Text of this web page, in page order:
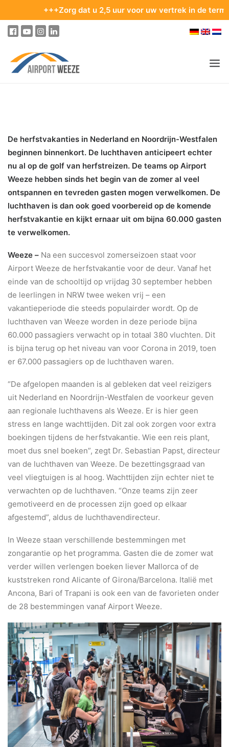
+++Zorg dat u 2,5 uur voor uw vertrek in de terminal
VLIEGEN
VAN EN NAAR DE LUCHTHAVEN
PARKEREN
OP DE LUCHTHAVEN
ONZE BESTEMMINGEN
De herfstvakanties in Nederland en Noordrijn-Westfalen
beginnen binnenkort. De luchthaven anticipeert echter
nu al op de golf van herfstreizen. De teams op Airport
Weeze hebben sinds het begin van de zomer al veel
ontspannen en tevreden gasten mogen verwelkomen. De
luchthaven is dan ook goed voorbereid op de komende
herfstvakantie en kijkt ernaar uit om bijna 60.000 gasten
te verwelkomen.
Weeze – Na een succesvol zomerseizoen staat voor
Airport Weeze de herfstvakantie voor de deur. Vanaf het
einde van de schooltijd op vrijdag 30 september hebben
de leerlingen in NRW twee weken vrij – een
vakantieperiode die steeds populairder wordt. Op de
luchthaven van Weeze worden in deze periode bijna
60.000 passagiers verwacht op in totaal 380 vluchten. Dit
is bijna terug op het niveau van voor Corona in 2019, toen
er 67.000 passagiers op de luchthaven waren.
“De afgelopen maanden is al gebleken dat veel reizigers
uit Nederland en Noordrijn-Westfalen de voorkeur geven
aan regionale luchthavens als Weeze. Er is hier geen
stress en lange wachttijden. Dit zal ook zorgen voor extra
boekingen tijdens de herfstvakantie. Wie een reis plant,
moet dus snel boeken”, zegt Dr. Sebastian Papst, directeur
van de luchthaven van Weeze. De bezettingsgraad van
veel vliegtuigen is al hoog. Wachttijden zijn echter niet te
verwachten op de luchthaven. “Onze teams zijn zeer
gemotiveerd en de processen zijn goed op elkaar
afgestemd”, aldus de luchthavendirecteur.
In Weeze staan verschillende bestemmingen met
zongarantie op het programma. Gasten die de zomer wat
verder willen verlengen boeken liever Mallorca of de
kuststreken rond Alicante of Girona/Barcelona. Italië met
Ancona, Bari of Trapani is ook een van de favorieten onder
de 28 bestemmingen vanaf Airport Weeze.